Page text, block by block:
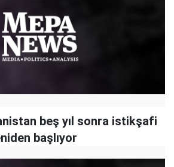
beş yıl sonra istikşafi
başlıyor